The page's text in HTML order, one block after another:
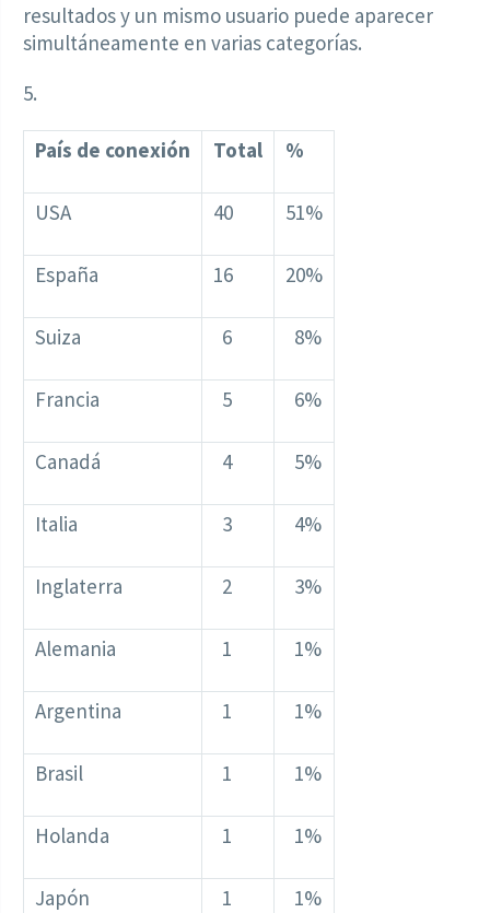
resultados y un mismo usuario puede aparecer
simultáneamente en varias categorías.
5.
País de conexión Total %
USA 40 51%
España 16 20%
Suiza 6 8%
Francia 5 6%
Canadá 4 5%
Italia 3 4%
Inglaterra 2 3%
Alemania 1 1%
Argentina 1 1%
Brasil 1 1%
Holanda 1 1%
Japón 1 1%